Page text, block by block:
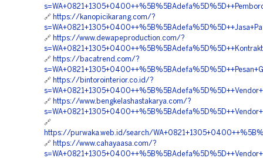
🔗 https://kanopicikarang.com/?
🔗 https://www.dewapeproduction.com/?
🔗 https://bacatrend.com/?
🔗 https://bintorointerior.co.id/?
🔗 https://www.bengkelashastakarya.com/?
🔗
https://purwaka.web.id/search/
🔗 https://www.cahayaasa.com/?